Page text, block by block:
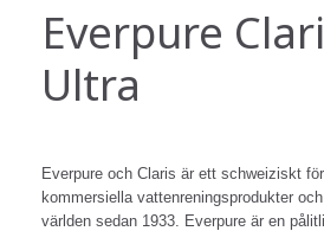
Everpure
Ultra
Everpure och Claris är ett schweiziskt
kommersiella vattenreningsprodukter
världen sedan 1933. Everpure är en